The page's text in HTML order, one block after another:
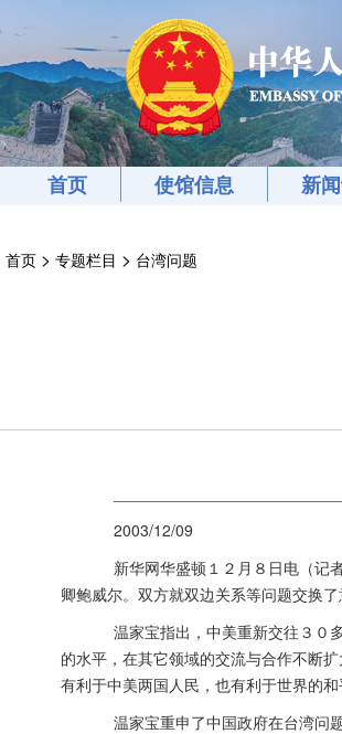
首页 使馆信息 新
首页 > 专题栏目 > 台湾问题
2003/12/09
新华网华盛顿１２月８日电（记者
卿鲍威尔。双方就双边关系等问题交换了
温家宝指出，中美重新交往３０多
的水平，在其它领域的交流与合作不断
有利于中美两国人民，也有利于世界的
温家宝重申了中国政府在台湾问题